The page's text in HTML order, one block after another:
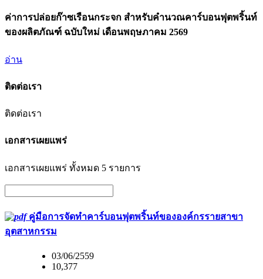
ค่าการปล่อยก๊าซเรือนกระจก สำหรับคำนวณคาร์บอนฟุตพริ้นท์
ของผลิตภัณฑ์ ฉบับใหม่ เดือนพฤษภาคม 2569
อ่าน
ติดต่อเรา
ติดต่อเรา
เอกสารเผยแพร่
เอกสารเผยแพร่ ทั้งหมด 5 รายการ
คู่มือการจัดทำคาร์บอนฟุตพริ้นท์ขององค์กรรายสาขา
อุตสาหกรรม
03/06/2559
10,377